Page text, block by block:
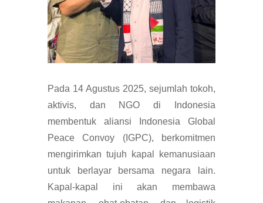
Pada 14 Agustus 2025, sejumlah tokoh,
aktivis, dan NGO di Indonesia
membentuk aliansi Indonesia Global
Peace Convoy (IGPC), berkomitmen
mengirimkan tujuh kapal kemanusiaan
untuk berlayar bersama negara lain.
Kapal-kapal ini akan membawa